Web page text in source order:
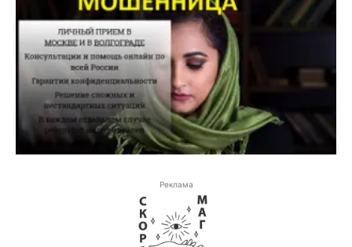
Реклама